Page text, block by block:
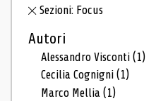
Sezioni: Focus
Autori
Alessandro Visconti(1)
Cecilia Cognigni(1)
Marco Mellia(1)